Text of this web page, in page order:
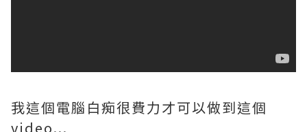
我這個電腦白痴很費力才可以做到這個
video...